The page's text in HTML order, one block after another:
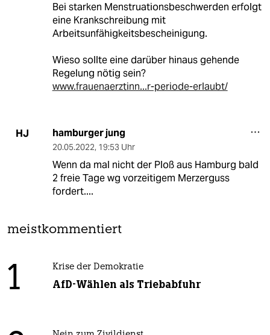
Bei starken Menstruationsbeschwerden erfolgt
eine Krankschreibung mit
Arbeitsunfähigkeitsbescheinigung.
Wieso sollte eine darüber hinaus gehende
Regelung nötig sein?
www.frauenaerztinn...r-periode-erlaubt/
HJ hamburger jung
20.05.2022, 19:53 Uhr
Wenn da mal nicht der Ploß aus Hamburg bald
2 freie Tage wg vorzeitigem Merzerguss
fordert....
meistkommentiert
1 Krise der Demokratie
AfD-Wählen als Triebabfuhr